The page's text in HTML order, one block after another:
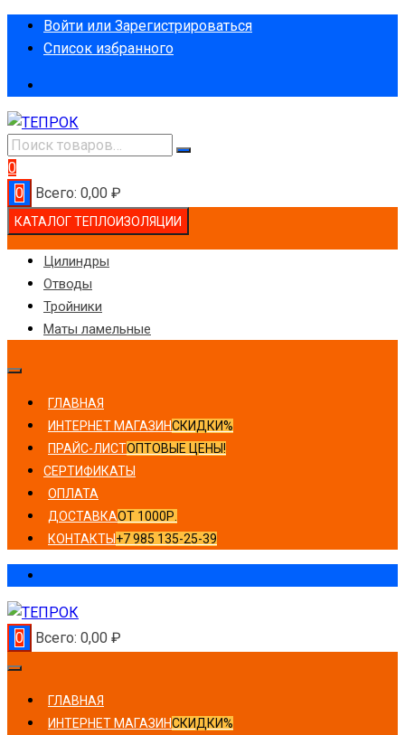
ПерейтиВойти или Зарегистрироваться
Список избранного
0
0
Всего: 0,00 ₽
КАТАЛОГ ТЕПЛОИЗОЛЯЦИИ
Цилиндры
Отводы
Тройники
Маты ламельные
ГЛАВНАЯ
ИНТЕРНЕТ МАГАЗИНСКИДКИ%
ПРАЙС-ЛИСТОПТОВЫЕ ЦЕНЫ!
СЕРТИФИКАТЫ
ОПЛАТА
ДОСТАВКАОТ 1000Р.
КОНТАКТЫ +7 985 135-25-39
0 Всего: 0,00 ₽
ГЛАВНАЯ
ИНТЕРНЕТ МАГАЗИНСКИДКИ%